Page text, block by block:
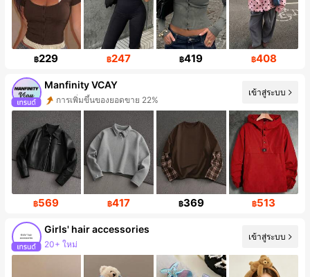
฿229 ฿247 ฿419 ฿408
Manfinity VCAY
การเพิ่มขึ้นของผู้ติดตาม 45%
เข้าสู่ระบบ
฿569 ฿417 ฿369 ฿513
Girls' hair accessories
การเพิ่มขึ้นของผู้ติดตาม 910%
เข้าสู่ระบบ